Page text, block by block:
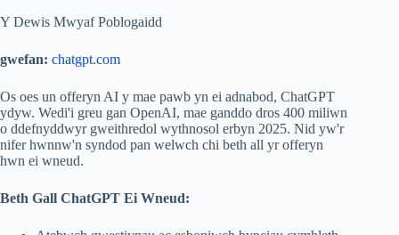
Y Dewis Mwyaf Poblogaidd
gwefan: chatgpt.com
Os oes un offeryn AI y mae pawb yn ei adnabod, ChatGPT
ydyw. Wedi'i greu gan OpenAI, mae ganddo dros 400 miliwn
o ddefnyddwyr gweithredol wythnosol erbyn 2025. Nid yw'r
nifer hwnnw'n syndod pan welwch chi beth all yr offeryn
hwn ei wneud.
Beth Gall ChatGPT Ei Wneud: